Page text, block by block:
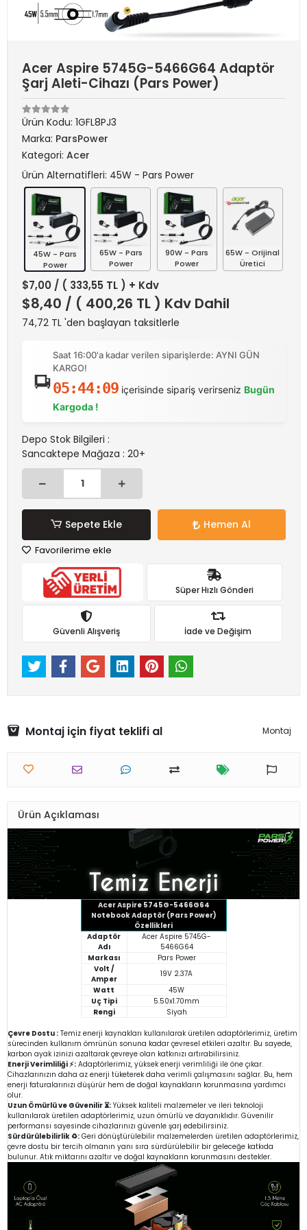
Acer Aspire 5745G-5466G64 Adaptör
Şarj Aleti-Cihazı (Pars Power)
Ürün Kodu: 1GFL8PJ3
Marka: ParsPower
Kategori: Acer
Ürün Alternatifleri: 45W - Pars Power
45W - Pars
Power
65W - Pars
Power
90W - Pars
Power
65W - Orijinal
Üretici
$7,00 / ( 333,55 TL ) + Kdv
$8,40 / ( 400,26 TL ) Kdv Dahil
74,72 TL 'den başlayan taksitlerle
Saat 16:00'a kadar verilen siparişlerde: AYNI GÜN
KARGO!
05:44:09içerisinde sipariş verirseniz Bugün
Kargoda !
Depo Stok Bilgileri :
Sancaktepe Mağaza : 20+
Sepete Ekle Hemen Al
Favorilerime ekle
Süper Hızlı Gönderi
Güvenli Alışveriş İade ve Değişim
Montaj için fiyat teklifi al Montaj
Ürün Açıklaması
Acer Aspire 5745G-5466G64
Notebook Adaptör (Pars Power)
Özellikleri
Adaptör
Adı
Acer Aspire 5745G-
5466G64
Markası
Pars Power
Volt /
Amper
19V 2.37A
Watt
45W
Uç Tipi
5.50x1.70mm
Rengi
Siyah
Çevre Dostu : Temiz enerji kaynakları kullanılarak üretilen adaptörlerimiz, üretim
sürecinden kullanım ömrünün sonuna kadar çevresel etkileri azaltır. Bu sayede,
karbon ayak izinizi azaltarak çevreye olan katkınızı artırabilirsiniz.
Enerji Verimliliği ⚡: Adaptörlerimiz, yüksek enerji verimliliği ile öne çıkar.
Cihazlarınızın daha az enerji tüketerek daha verimli çalışmasını sağlar. Bu, hem
enerji faturalarınızı düşürür hem de doğal kaynakların korunmasına yardımcı
olur.
Uzun Ömürlü ve Güvenilir ⏳: Yüksek kaliteli malzemeler ve ileri teknoloji
kullanılarak üretilen adaptörlerimiz, uzun ömürlü ve dayanıklıdır. Güvenilir
performansı sayesinde cihazlarınızı güvenle şarj edebilirsiniz.
Sürdürülebilirlik ♻️: Geri dönüştürülebilir malzemelerden üretilen adaptörlerimiz,
çevre dostu bir tercih olmanın yanı sıra sürdürülebilir bir geleceğe katkıda
bulunur. Atık miktarını azaltır ve doğal kaynakların korunmasını destekler.